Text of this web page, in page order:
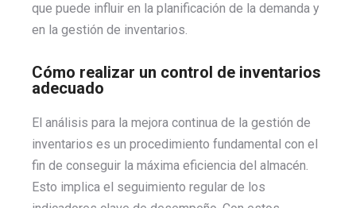
que puede influir en la planificación de la demanda y
en la gestión de inventarios.
Cómo realizar un control de inventarios
adecuado
El análisis para la mejora continua de la gestión de
inventarios es un procedimiento fundamental con el
fin de conseguir la máxima eficiencia del almacén.
Esto implica el seguimiento regular de los